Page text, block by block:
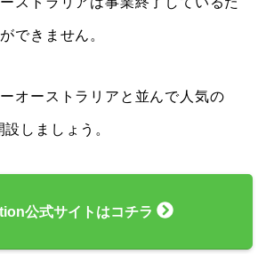
できません。
オーストラリアと並んで人気の
しましょう。
公式サイトはコチラ